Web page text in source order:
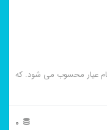
عیار محسوب می شود. که
0